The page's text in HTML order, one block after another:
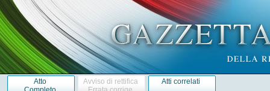
Atto
Avviso di rettifica
Atti correlati